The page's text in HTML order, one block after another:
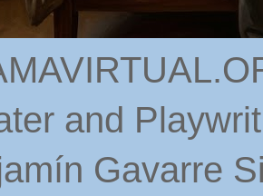
and
Gavarre